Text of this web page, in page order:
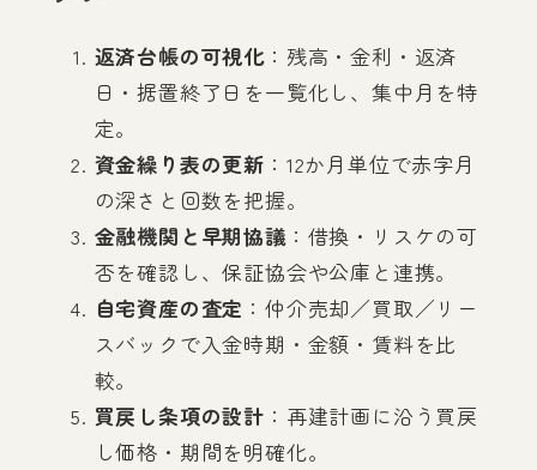
返済台帳の可視化 ：残高・金利・返済
日・据置終了日を一覧化し、集中月を特
定。
資金繰り表の更新 ：12か月単位で赤字月
の深さと回数を把握。
金融機関と早期協議：借換・リスケの可
否を確認し、保証協会や公庫と連携。
自宅資産の査定 ：仲介売却／買取／リー
スバックで入金時期・金額・賃料を比
較。
買戻し条項の設計 ：再建計画に沿う買戻
し価格・期間を明確化。